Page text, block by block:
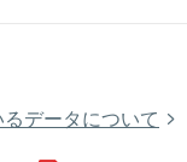
データについて